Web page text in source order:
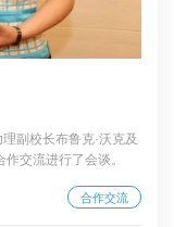
副校长布鲁克·沃克及
交流进行了会谈。
合作交流